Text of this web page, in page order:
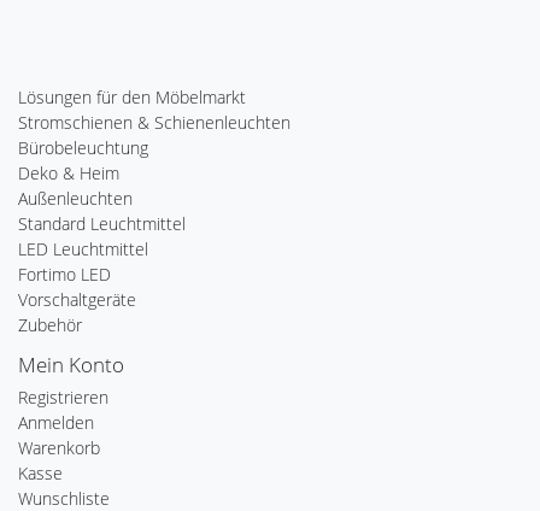
Lösungen für den Möbelmarkt
Stromschienen & Schienenleuchten
Bürobeleuchtung
Deko & Heim
Außenleuchten
Standard Leuchtmittel
LED Leuchtmittel
Fortimo LED
Vorschaltgeräte
Zubehör
Mein Konto
Registrieren
Anmelden
Warenkorb
Kasse
Wunschliste